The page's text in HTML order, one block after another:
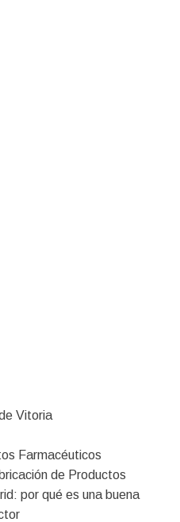
Vitoria
Farmacéuticos
de Productos
por qué es una buena